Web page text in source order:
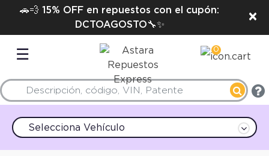
🚗💨 15% OFF en repuestos con el cupón:
DCTOAGOSTO🔧✨
×
☰ 0
Selecciona Vehículo